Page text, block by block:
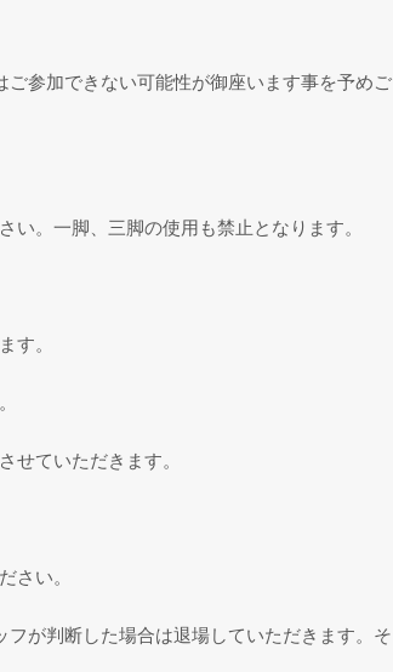
参加できない可能性が御座います事を予めご
。一脚、三脚の使用も禁止となります。
す。
ていただきます。
さい。
が判断した場合は退場していただきます。そ